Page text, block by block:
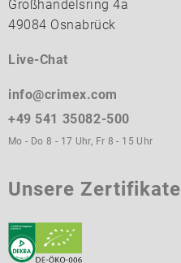
Großhandelsring 4a
49084 Osnabrück
Live-Chat
info@crimex.com
+49 541 35082-500
Mo - Do 8 - 17 Uhr, Fr 8 - 15 Uhr
Unsere Zertifikate